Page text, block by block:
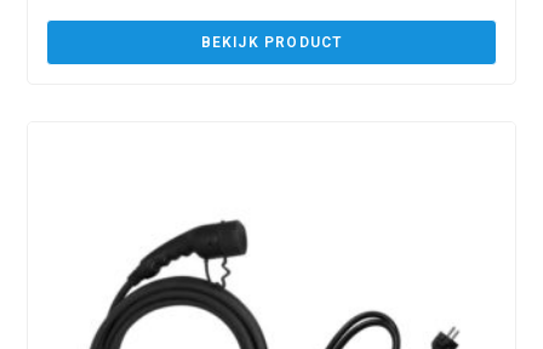
BEKIJK PRODUCT